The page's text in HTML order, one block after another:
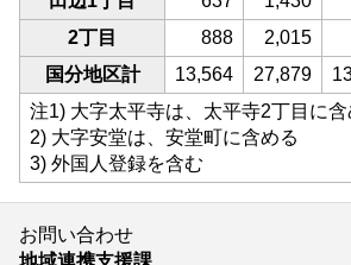
2丁目
888 2,015
国分地区計
13,564 27,879
注1) 大字太平寺は、太平寺2丁目に含
2) 大字安堂は、安堂町に含める
3) 外国人登録を含む
お問い合わせ
地域連携支援課